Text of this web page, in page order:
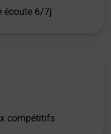
écoute 6/7j
compétitifs